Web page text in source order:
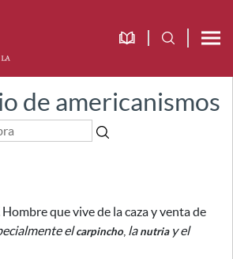
de americanismos
Hombre que vive de la caza y venta de
elcarpincho, la nutriay el